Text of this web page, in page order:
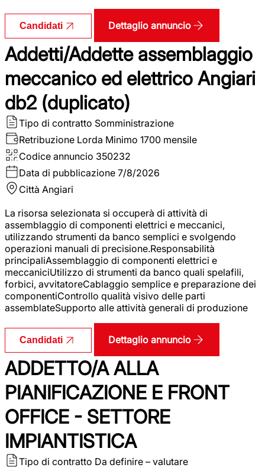
Candidati Dettaglio annuncio
Addetti/Addette assemblaggio
meccanico ed elettrico Angiari
db2 (duplicato)
Tipo di contratto Somministrazione
Retribuzione Lorda Minimo 1700 mensile
Codice annuncio 350232
Data di pubblicazione 7/8/2026
Città Angiari
La risorsa selezionata si occuperà di attività di
assemblaggio di componenti elettrici e meccanici,
utilizzando strumenti da banco semplici e svolgendo
operazioni manuali di precisione.Responsabilità
principaliAssemblaggio di componenti elettrici e
meccaniciUtilizzo di strumenti da banco quali spelafili,
forbici, avvitatoreCablaggio semplice e preparazione dei
componentiControllo qualità visivo delle parti
assemblateSupporto alle attività generali di produzione
Candidati Dettaglio annuncio
ADDETTO/A ALLA
PIANIFICAZIONE E FRONT
OFFICE - SETTORE
IMPIANTISTICA
Tipo di contratto Da definire – valutare